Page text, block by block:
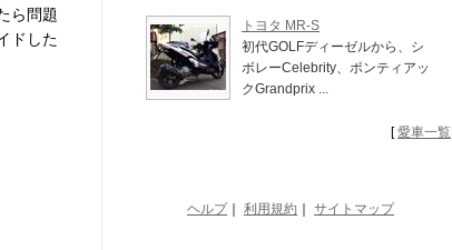
ら問題
ドした
トヨタ MR-S
初代GOLFディーゼルから、シ
ボレーCelebrity、ポンティアッ
クGrandprix ...
[愛車一覧
ヘルプ｜ 利用規約 サイトマップ